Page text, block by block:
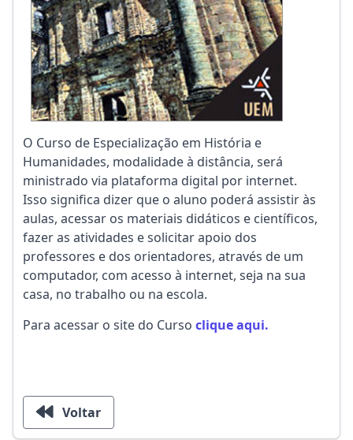
O Curso de Especialização em História e
Humanidades, modalidade à distância, será
ministrado via plataforma digital por internet.
Isso significa dizer que o aluno poderá assistir às
aulas, acessar os materiais didáticos e científicos,
fazer as atividades e solicitar apoio dos
professores e dos orientadores, através de um
computador, com acesso à internet, seja na sua
casa, no trabalho ou na escola.
Para acessar o site do Curso clique aqui.
Voltar